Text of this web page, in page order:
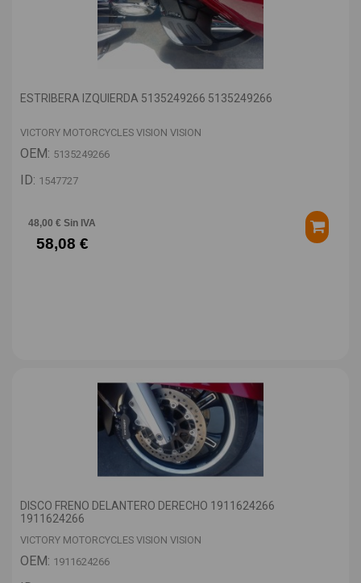
ESTRIBERA IZQUIERDA 5135249266 5135249266
VICTORY MOTORCYCLES VISION VISION
OEM: 5135249266
ID: 1547727
48,00 € Sin IVA
58,08 €
DISCO FRENO DELANTERO DERECHO 1911624266
1911624266
VICTORY MOTORCYCLES VISION VISION
OEM: 1911624266